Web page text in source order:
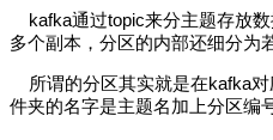
kafka通过topic来分主题存放
多个副本，分区的内部还细分为
所谓的分区其实就是在kafka
件夹的名字是主题名加上分区编